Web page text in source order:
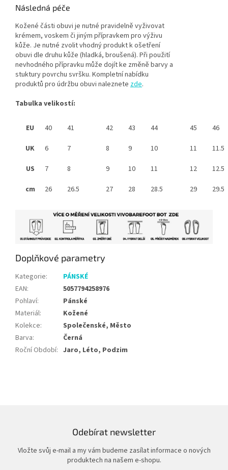
Následná péče
Kožené části obuvi je nutné pravidelně vyživovat
krémem, voskem či jiným přípravkem pro výživu
kůže. Je nutné zvolit vhodný produkt k ošetření
obuvi dle druhu kůže (hladká, broušená). Při použití
nevhodného přípravku může dojít ke změně barvy a
stuktury povrchu svršku. Kompletní nabídku
produktů pro údržbu obuvi naleznete zde.
Tabulka velikostí:
EU 40 41 42 43 44 45
46
UK
6 7 8 9 10 11
11.5
US
7 8 9 10 11 12
12.5
cm
26 26.5 27 28 28.5 29 29.5
Doplňkové parametry
Kategorie:
PÁNSKÉ
EAN:
5057794258976
Pohlaví:
Pánské
Materiál:
Kožené
Kolekce:
Společenské, Město
Barva:
Černá
Roční Období: Jaro, Léto, Podzim
Odebírat newsletter
Vložte svůj e-mail a my vám budeme zasílat informace o nových
produktech na našem e-shopu.